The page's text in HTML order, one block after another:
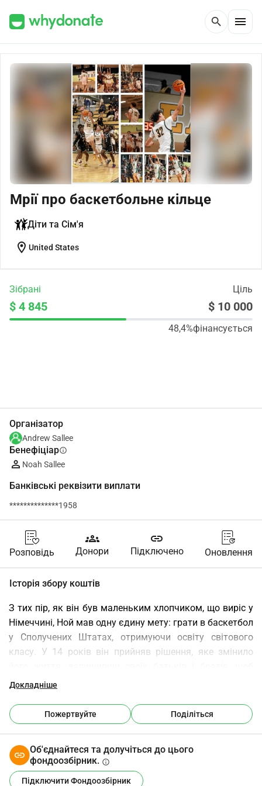
search menu
Мрії про баскетбольне кільце
Діти та Сім'я
location_on United States
Зібрані Ціль
$ 4 845 $ 10 000
48,4%фінансується
Організатор
Andrew Sallee
Бенефіціарinfo
Noah Sallee
Банківські реквізити виплати
**************1958
Розповідь
groups
Донори
link
Підключено Оновлення
Історія збору коштів
З тих пір, як він був маленьким хлопчиком, що виріс у
Німеччині, Ной мав одну єдину мету: грати в баскетбол
у Сполучених Штатах, отримуючи освіту світового
класу. У 14 років він прийняв рішення, яке змінило
переїхати до дядька в Атланту, Джорджія. Він не
працювати.
Швидко вперед на 18 місяців, і Ной робить саме те, що
На майданчику: Він тренується кожного дня і
проводить майже кожні вихідні, змагаючись на
турнірах високого рівня.
Докладніше
Пожертвуйте Поділіться
Об'єднайтеся та долучіться до цього
фондоозбірник. info
Підключити Фондоозбірник